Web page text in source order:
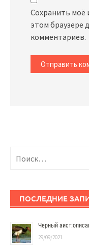
Сохранить моё
этом браузере
комментариев.
ПОСЛЕДНИЕ
Черный
29/09/2021